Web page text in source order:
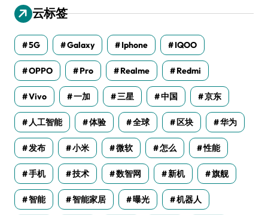
云标签
5G Galaxy Iphone IQOO
OPPO Pro Realme Redmi
Vivo 一加 三星 中国 京东
人工智能 体验 全球 区块 华为
发布 小米 微软 怎么 性能
手机 技术 数智网 新机 旗舰
智能 智能家居 曝光 机器人